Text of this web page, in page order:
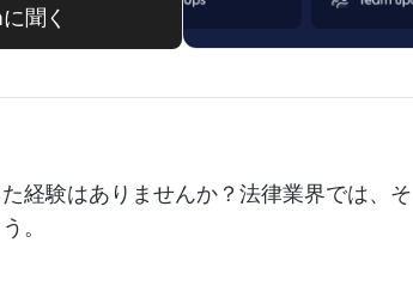
聞く
経験はありませんか？法律業界では、そ
。